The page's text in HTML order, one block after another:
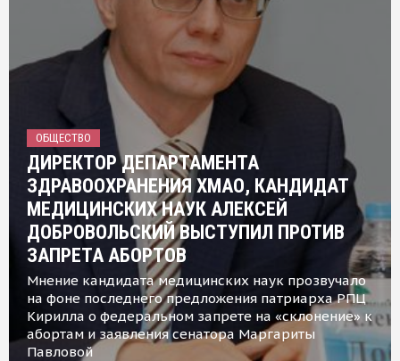
ОБЩЕСТВО
ДИРЕКТОР ДЕПАРТАМЕНТА
ЗДРАВООХРАНЕНИЯ ХМАО, КАНДИДАТ
МЕДИЦИНСКИХ НАУК АЛЕКСЕЙ
ДОБРОВОЛЬСКИЙ ВЫСТУПИЛ ПРОТИВ
ЗАПРЕТА АБОРТОВ
Мнение кандидата медицинских наук прозвучало
на фоне последнего предложения патриарха РПЦ
Кирилла о федеральном запрете на «склонение» к
абортам и заявления сенатора Маргариты
Павловой